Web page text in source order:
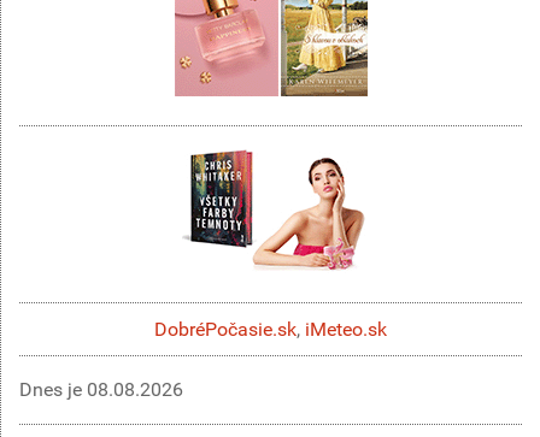
DobréPočasie.sk, iMeteo.sk
Dnes je 08.08.2026